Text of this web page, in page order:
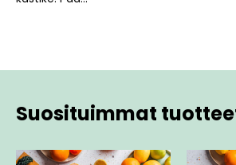
Suosituimmat